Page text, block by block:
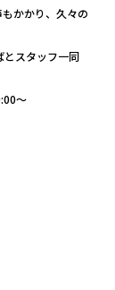
かかり、久々の
とスタッフ一同
～